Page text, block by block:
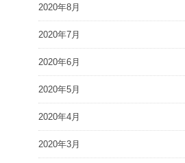
2020年8月
2020年7月
2020年6月
2020年5月
2020年4月
2020年3月